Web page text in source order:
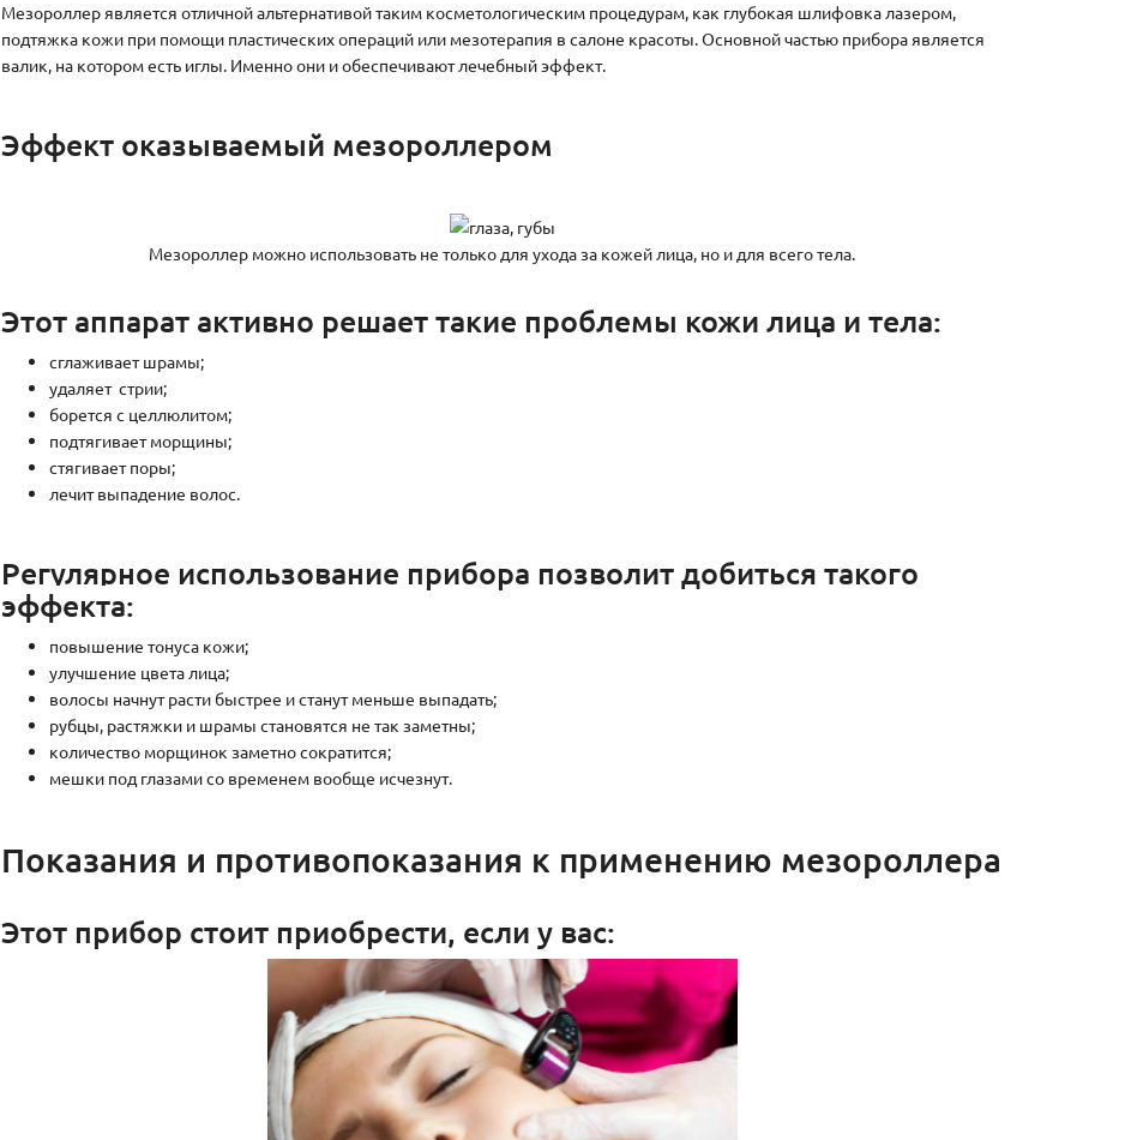
Мезороллер является отличной альтернативой таким косметологическим процедурам, как глубокая шлифовка лазером,
подтяжка кожи при помощи пластических операций или мезотерапия в салоне красоты. Основной частью прибора является
валик, на котором есть иглы. Именно они и обеспечивают лечебный эффект.
Эффект оказываемый мезороллером
Мезороллер можно использовать не только для ухода за кожей лица, но и для всего тела.
Этот аппарат активно решает такие проблемы кожи лица и тела:
сглаживает шрамы;
удаляет стрии;
борется с целлюлитом;
подтягивает морщины;
стягивает поры;
лечит выпадение волос.
Регулярное использование прибора позволит добиться такого
эффекта:
повышение тонуса кожи;
улучшение цвета лица;
волосы начнут расти быстрее и станут меньше выпадать;
рубцы, растяжки и шрамы становятся не так заметны;
количество морщинок заметно сократится;
мешки под глазами со временем вообще исчезнут.
Показания и противопоказания к применению мезороллера
Этот прибор стоит приобрести, если у вас: